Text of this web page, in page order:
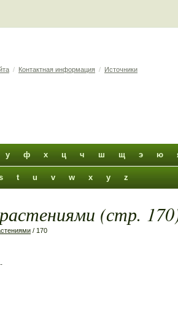
/ Контактная информация / Источники
у ф х ц ч ш щ э ю
t u v w x y z
(стр.
/ 170